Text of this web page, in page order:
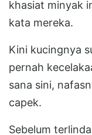
khasiat minyak
kata mereka.
Kini kucingnya
pernah
sana sini,
capek.
Sebelum